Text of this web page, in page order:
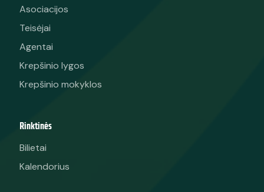
Asociacijos
Teisėjai
Agentai
Krepšinio lygos
Krepšinio mokyklos
Rinktinės
Bilietai
Kalendorius